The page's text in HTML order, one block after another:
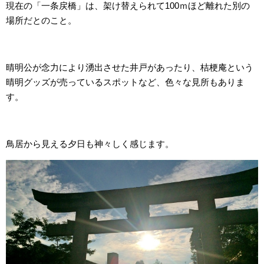
現在の「一条戻橋」は、架け替えられて100ｍほど離れた別の
場所だとのこと。
晴明公が念力により湧出させた井戸があったり、桔梗庵という
晴明グッズが売っているスポットなど、色々な見所もありま
す。
鳥居から見える夕日も神々しく感じます。